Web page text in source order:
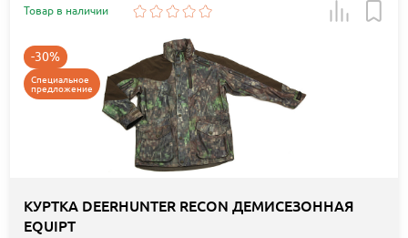
Товар в наличии
-30%
Специальное
предложение
КУРТКА DEERHUNTER RECON ДЕМИСЕЗОННАЯ
EQUIPT